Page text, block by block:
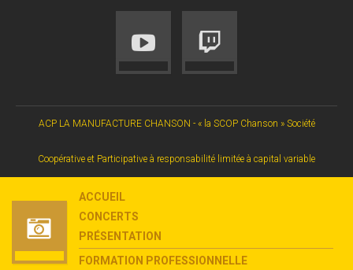
ACP LA MANUFACTURE CHANSON - « la SCOP Chanson » Société
Coopérative et Participative à responsabilité limitée à capital variable
ACCUEIL
CONCERTS
PRÉSENTATION
FORMATION PROFESSIONNELLE